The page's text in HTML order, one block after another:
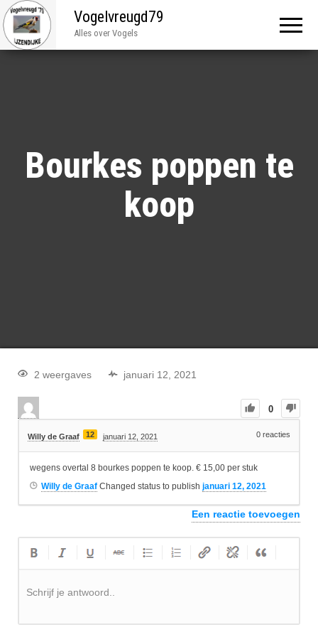
Vogelvreugd79
Alles over Vogels
Bourkes poppen te
koop
2 weergaves januari 12, 2021
0
Willy de Graaf 12 januari 12, 2021 0 reacties
wegens overtal 8 bourkes poppen te koop. € 15,00 per stuk
Willy de Graaf Changed status to publish januari 12, 2021
Een reactie toevoegen
Schrijf je antwoord..